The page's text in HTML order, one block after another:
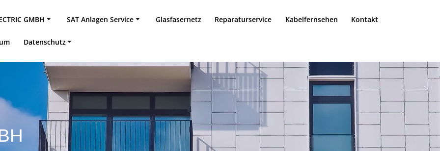
GMBH SAT Anlagen Service Glasfasernetz Reparaturservice Kabelfernsehen Kontakt
Datenschutz